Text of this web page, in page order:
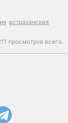
астраханская
просмотров всего.